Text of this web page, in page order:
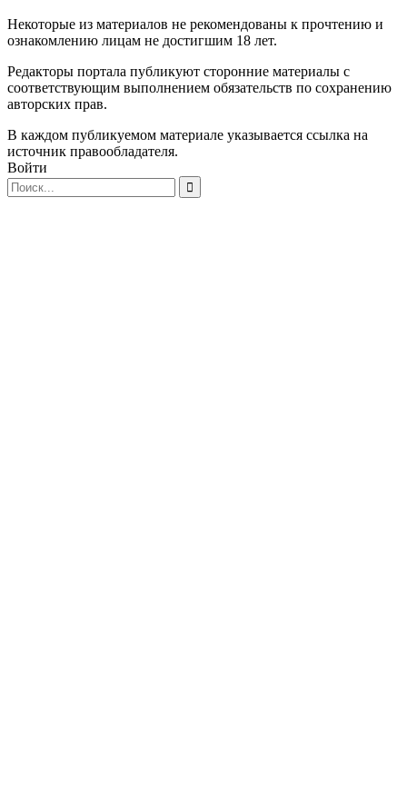
Некоторые из материалов не рекомендованы к прочтению и
ознакомлению лицам не достигшим 18 лет.
Редакторы портала публикуют сторонние материалы с
соответствующим выполнением обязательств по сохранению
авторских прав.
В каждом публикуемом материале указывается ссылка на
источник правообладателя.
Войти